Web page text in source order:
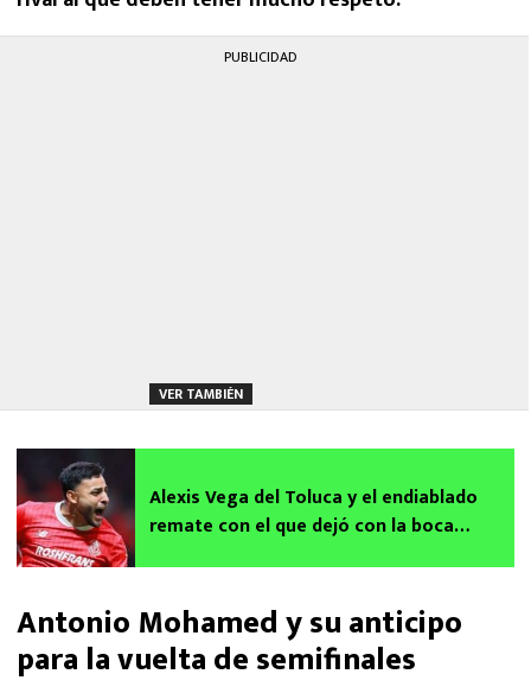
PUBLICIDAD
VER TAMBIÉN
Alexis Vega del Toluca y el endiablado
remate con el que dejó con la boca
Antonio Mohamed y su anticipo
para la vuelta de semifinales